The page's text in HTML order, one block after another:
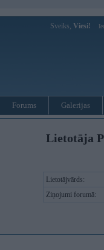
Sveiks, Viesi!
Forums Galerijas
Lietotāja
Lietotājvārds:
Ziņojumi forumā: